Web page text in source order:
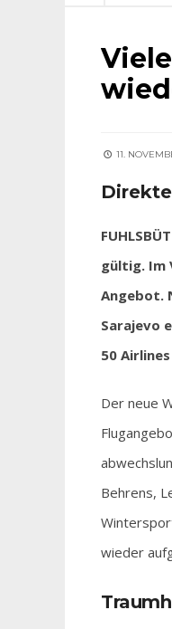
11.
gültig. Im
Angebot.
Sarajevo
50
Der neue
Behrens,
wieder